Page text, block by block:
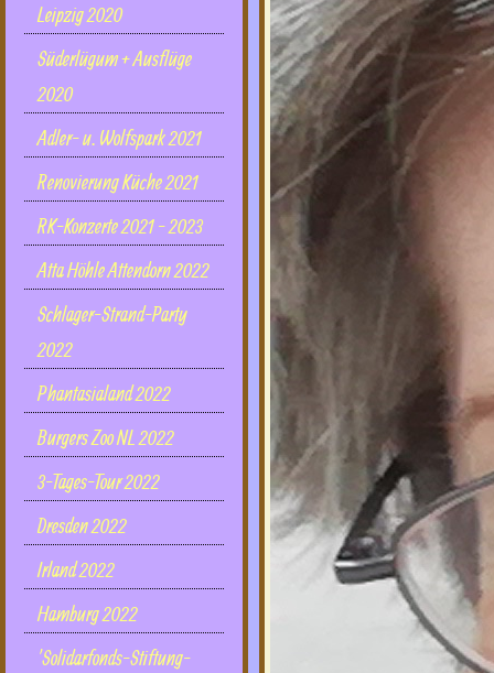
Leipzig 2020
Süderlügum + Ausflüge
2020
Adler- u. Wolfspark 2021
Renovierung Küche 2021
RK-Konzerte 2021 - 2023
Atta Höhle Attendorn 2022
Schlager-Strand-Party
2022
Phantasialand 2022
Burgers Zoo NL 2022
3-Tages-Tour 2022
Dresden 2022
Irland 2022
Hamburg 2022
'Solidarfonds-Stiftung-